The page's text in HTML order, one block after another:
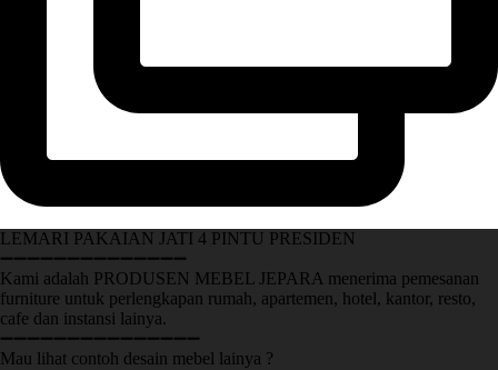
LEMARI PAKAIAN JATI 4 PINTU PRESIDEN
➖➖➖➖➖➖➖➖➖➖➖➖➖➖
Kami adalah PRODUSEN MEBEL JEPARA menerima pemesanan
furniture untuk perlengkapan rumah, apartemen, hotel, kantor, resto,
cafe dan instansi lainya.
➖➖➖➖➖➖➖➖➖➖➖➖➖➖➖
Mau lihat contoh desain mebel lainya ?